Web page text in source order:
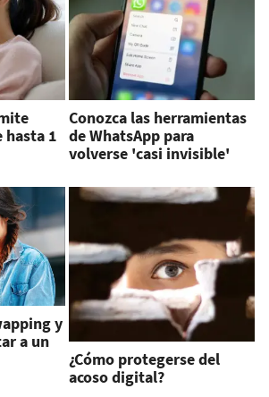
hasta 1
Conozca las herramientas
de WhatsApp para
volverse 'casi invisible'
y
a un
¿Cómo protegerse del
acoso digital?